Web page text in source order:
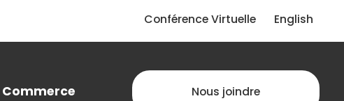
Conférence Virtuelle English
Commerce Nous joindre